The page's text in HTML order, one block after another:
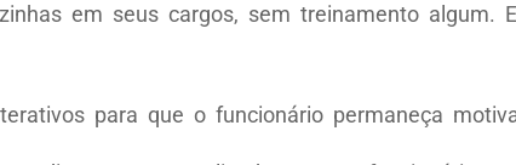
em seus cargos, sem treinamento algum.
para que o funcionário permaneça